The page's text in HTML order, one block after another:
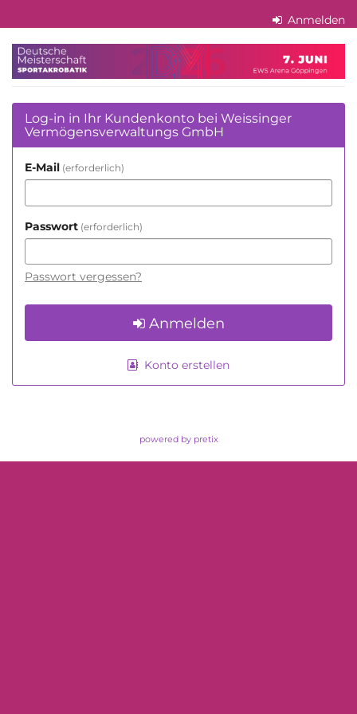
Haupt-
Inhalt
springen
Anmelden
Weissinger
GmbH
Log-in in Ihr Kundenkonto bei Weissinger
Vermögensverwaltungs GmbH
E-Mail erforderlich
Passwort erforderlich
Passwort vergessen?
Anmelden
Konto erstellen
powered by pretix